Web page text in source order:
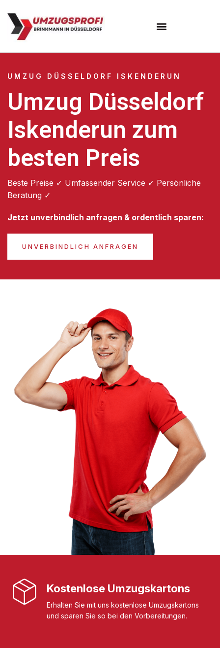
UMZUG DÜSSELDORF ISKENDERUN
Umzug Düsseldorf
Iskenderun zum
besten Preis
Beste Preise ✓ Umfassender Service ✓ Persönliche
Beratung ✓
Jetzt unverbindlich anfragen & ordentlich sparen:
UNVERBINDLICH ANFRAGEN
Kostenlose Umzugskartons
Erhalten Sie mit uns kostenlose Umzugskartons
und sparen Sie so bei den Vorbereitungen.